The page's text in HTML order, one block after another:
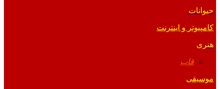
حیوانات
کامپیوتر و اینترنت
هنری
قاب
موسیقی